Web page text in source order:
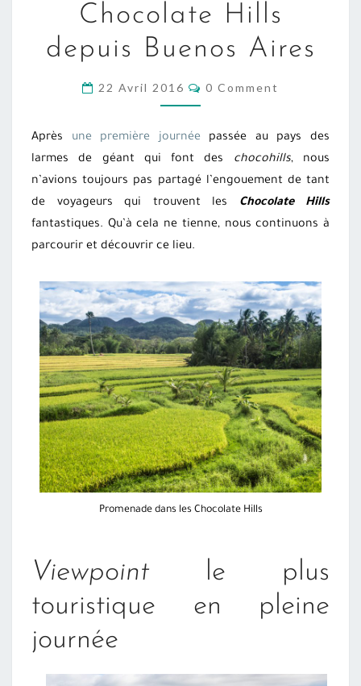
HILLS
BUENOS
Chocolate Hills
depuis Buenos Aires
22 Avril 2016 COMMENTS
0 Comment
Après une première journée passée au pays des
larmes de géant qui font des chocohills, nous
n’avions toujours pas partagé l’engouement de tant
de voyageurs qui trouvent les Chocolate Hills
fantastiques. Qu’à cela ne tienne, nous continuons à
parcourir et découvrir ce lieu.
Promenade dans les Chocolate Hills
Viewpoint le plus
touristique en pleine
journée